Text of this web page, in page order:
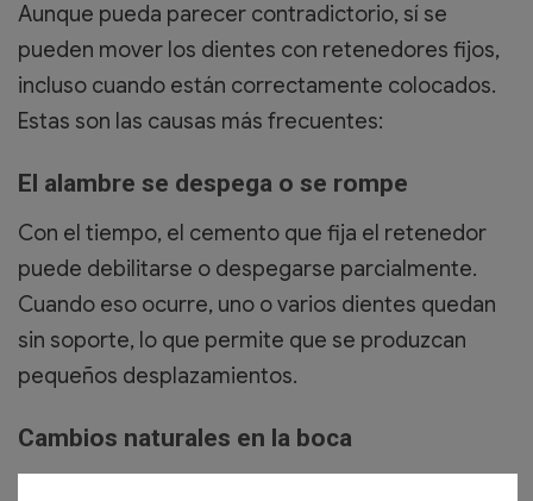
Aunque pueda parecer contradictorio, sí se
pueden mover los dientes con retenedores fijos,
incluso cuando están correctamente colocados.
Estas son las causas más frecuentes:
El alambre se despega o se rompe
Con el tiempo, el cemento que fija el retenedor
puede debilitarse o despegarse parcialmente.
Cuando eso ocurre, uno o varios dientes quedan
sin soporte, lo que permite que se produzcan
pequeños desplazamientos.
Cambios naturales en la boca